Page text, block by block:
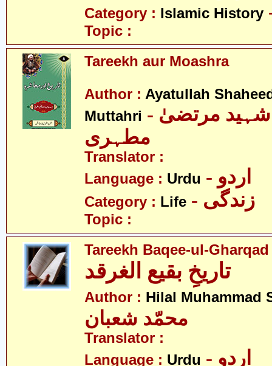
Category : Islamic History
Topic :
Tareekh aur Moashra
Author : Ayatullah
Muttahri - آیت اللہ شہید مرتضیٰ
مطہری
Translator :
Language : Urdu - اردو
Category : Life - زندگی
Topic :
Tareekh Baqee-ul-Gharqad
تاریخِ بقیع الغرقد
Author : Hilal Muhammad
محمّد شعبان
Translator :
Language : Urdu - اردو